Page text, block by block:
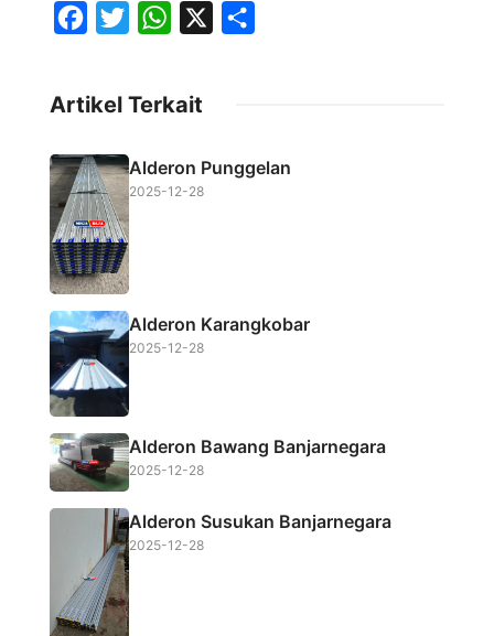
e
b
o
o
k
t
e
W
t
A
Artikel Terkait
Alderon Punggelan
2025-12-28
Alderon Karangkobar
2025-12-28
Alderon Bawang Banjarnegara
2025-12-28
Alderon Susukan Banjarnegara
2025-12-28